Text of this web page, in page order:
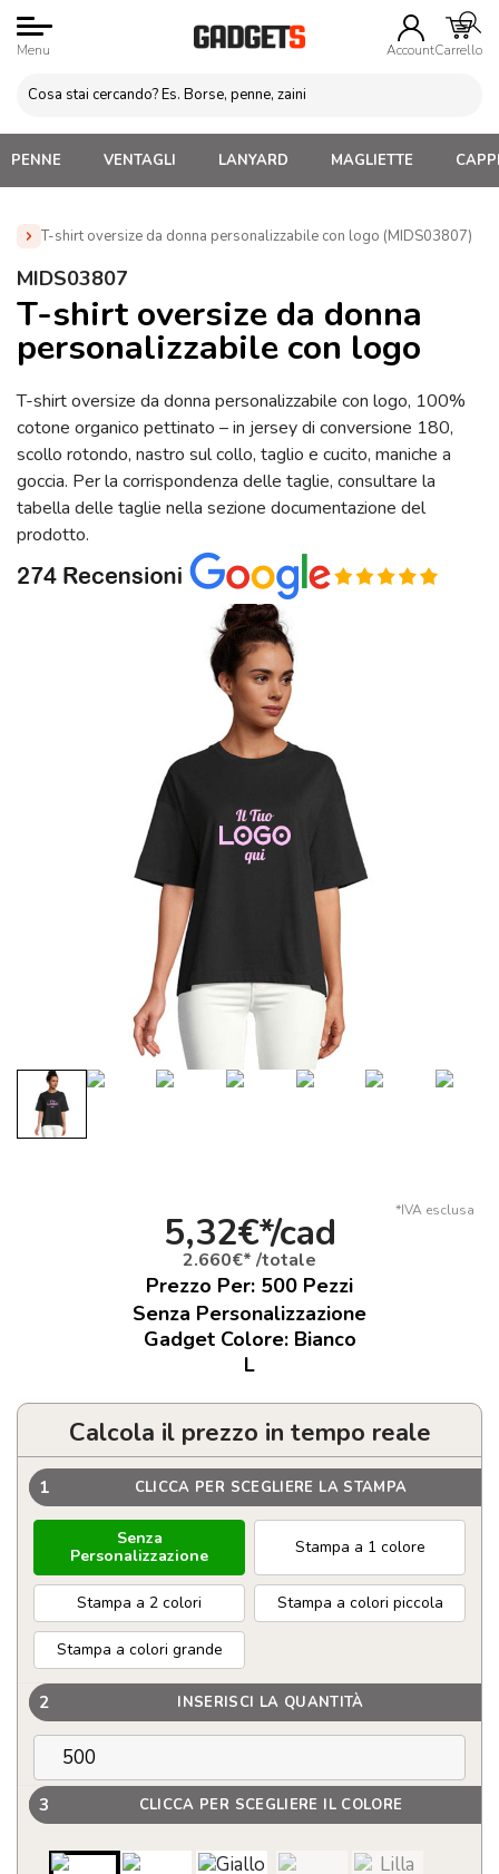
Menu AccountCarrello
PENNE VENTAGLI LANYARD MAGLIETTE
T-shirt oversize da donna personalizzabile con logo (MIDS03807)
Home » Abbigliamento Personalizzato
personalizzabile con logo (MIDS03807)
MIDS03807
T-shirt oversize da donna
personalizzabile con logo
T-shirt oversize da donna personalizzabile con logo, 100%
cotone organico pettinato – in jersey di conversione 180,
scollo rotondo, nastro sul collo, taglio e cucito, maniche a
goccia. Per la corrispondenza delle taglie, consultare la
tabella delle taglie nella sezione documentazione del
prodotto.
*IVA esclusa
5,32€*/cad
2.660€* /totale
Prezzo Per: 500 Pezzi
Senza Personalizzazione
Gadget Colore: Bianco
L
Calcola il prezzo in tempo reale
1 CLICCA PER SCEGLIERE LA STAMPA
Senza
Personalizzazione
Stampa a 1 colore
Stampa a 2 colori Stampa a colori piccola
Stampa a colori grande
2 INSERISCI LA QUANTITÀ
3 CLICCA PER SCEGLIERE IL COLORE